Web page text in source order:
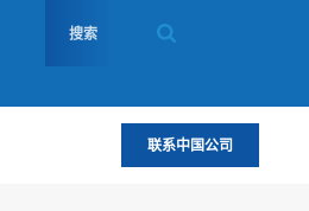
联系中国公司